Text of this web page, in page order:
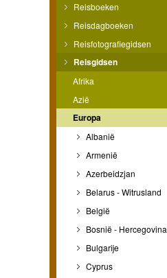
Reisboeken
Reisdagboeken
Reisfotografiegidsen
Reisgidsen
Afrika
Azië
Europa
Albanië
Armenië
Azerbeidzjan
Belarus - Witrusland
België
Bosnië - Hercegovina
Bulgarije
Cyprus